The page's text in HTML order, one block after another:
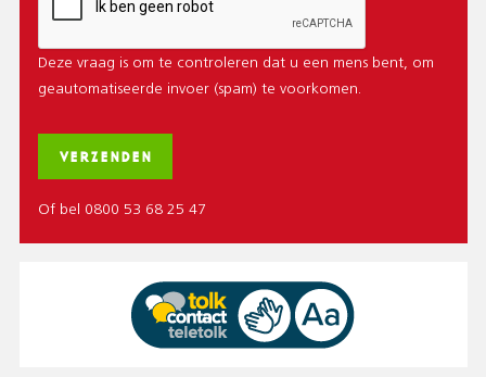
Deze vraag is om te controleren dat u een mens bent, om
geautomatiseerde invoer (spam) te voorkomen.
Of bel 0800 53 68 25 47